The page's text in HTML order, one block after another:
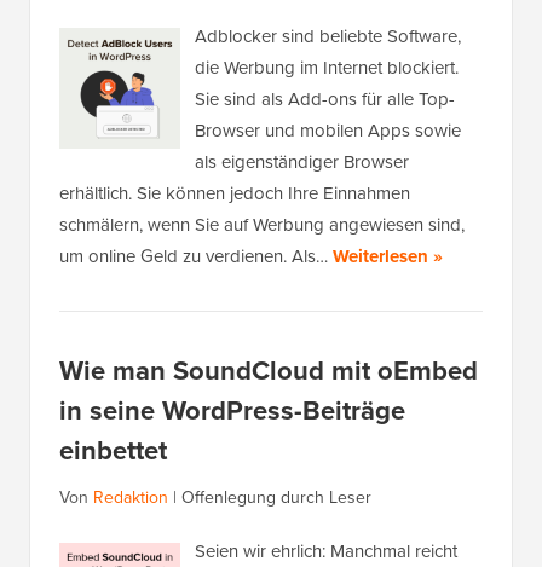
Adblocker sind beliebte Software,
die Werbung im Internet blockiert.
Sie sind als Add-ons für alle Top-
Browser und mobilen Apps sowie
als eigenständiger Browser
erhältlich. Sie können jedoch Ihre Einnahmen
schmälern, wenn Sie auf Werbung angewiesen sind,
um online Geld zu verdienen. Als…Weiterlesen »
Wie man SoundCloud mit oEmbed
in seine WordPress-Beiträge
einbettet
Von Redaktion | Offenlegung durch Leser
Seien wir ehrlich: Manchmal reicht